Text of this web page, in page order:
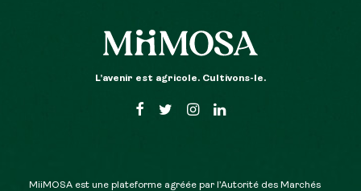
L’avenir est agricole. Cultivons-le.
MiiMOSA est une plateforme agréée par l’Autorité des Marchés